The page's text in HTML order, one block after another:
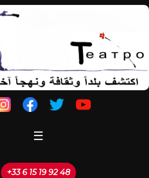
☰
+33 6 15 19 92 48